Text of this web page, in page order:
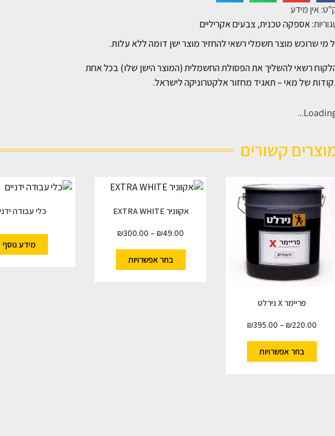
אין מידע
אספקה טכנית,צבעים אקריליים
מי שרוכש מוצר חשמלי רשאי להחזיר מוצר ישן דומה ללא עלות.
רשאי להשליך את הפסולת החשמלית (המוצר הישן שלו) בכל אחת
של מאי – תאגיד מחזור אלקטרוניקה לישראל.
קשורים
פריימר X נירלט
₪220.00
–
₪395.00
בחר אפשרויות
אקווניר EXTRA WHITE
₪49.00
–
₪300.00
בחר אפשרויות
כלי עבודה
מידע נוסף